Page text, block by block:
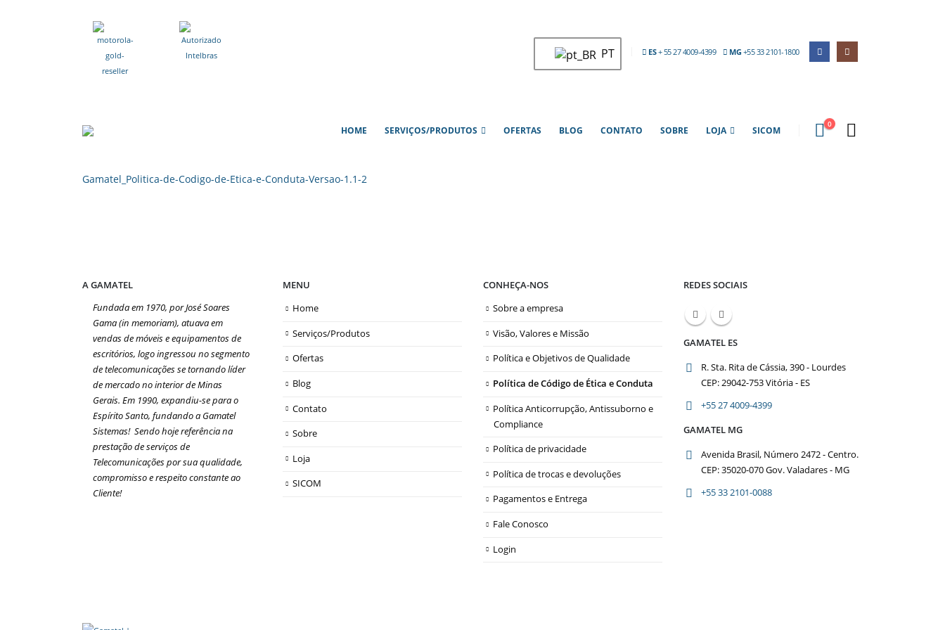
PT ES+ 55 27 4009-4399 MG +55 33 2101-1800
HOME SERVIÇOS/PRODUTOS OFERTAS BLOG CONTATO SOBRE LOJA SICOM
0
Gamatel_Politica-de-Codigo-de-Etica-e-Conduta-Versao-1.1-2
A GAMATEL
Fundada em 1970, por José Soares
Gama (in memoriam), atuava em
vendas de móveis e equipamentos de
escritórios, logo ingressou no segmento
de telecomunicações se tornando líder
de mercado no interior de Minas
Gerais. Em 1990, expandiu-se para o
Espírito Santo, fundando a Gamatel
Sistemas! Sendo hoje referência na
prestação de serviços de
Telecomunicações por sua qualidade,
compromisso e respeito constante ao
Cliente!
MENU
Home
Serviços/Produtos
Ofertas
Blog
Contato
Sobre
Loja
SICOM
CONHEÇA-NOS
Sobre a empresa
Visão, Valores e Missão
Política e Objetivos de Qualidade
Política de Código de Ética e Conduta
Política Anticorrupção, Antissuborno e
Compliance
Política de privacidade
Política de trocas e devoluções
Pagamentos e Entrega
Fale Conosco
Login
REDES SOCIAIS
GAMATEL ES
R. Sta. Rita de Cássia, 390 - Lourdes
CEP: 29042-753 Vitória - ES
+55 27 4009-4399
GAMATEL MG
Avenida Brasil, Número 2472 - Centro.
CEP: 35020-070 Gov. Valadares - MG
+55 33 2101-0088